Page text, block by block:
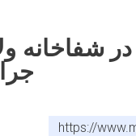
https://